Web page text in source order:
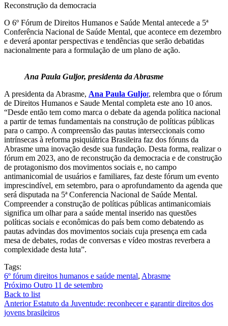
Reconstrução da democracia
O 6º Fórum de Direitos Humanos e Saúde Mental antecede a 5ª
Conferência Nacional de Saúde Mental, que acontece em dezembro
e deverá apontar perspectivas e tendências que serão debatidas
nacionalmente para a formulação de um plano de ação.
Ana Paula Guljor, presidenta da Abrasme
A presidenta da Abrasme, Ana Paula Guljor, relembra que o fórum
de Direitos Humanos e Saude Mental completa este ano 10 anos.
“Desde então tem como marca o debate da agenda política nacional
a partir de temas fundamentais na construção de políticas públicas
para o campo. A compreensão das pautas interseccionais como
intrínsecas à reforma psiquiátrica Brasileira faz dos fóruns da
Abrasme uma inovação desde sua fundação. Desta forma, realizar o
fórum em 2023, ano de reconstrução da democracia e de construção
de protagonismo dos movimentos sociais e, no campo
antimanicomial de usuários e familiares, faz deste fórum um evento
imprescindível, em setembro, para o aprofundamento da agenda que
será disputada na 5ª Conferencia Nacional de Saúde Mental.
Compreender a construção de políticas públicas antimanicomiais
significa um olhar para a saúde mental inserido nas questões
políticas sociais e econômicas do país bem como debatendo as
pautas advindas dos movimentos sociais cuja presença em cada
mesa de debates, rodas de conversas e vídeo mostras reverbera a
complexidade desta luta”.
Tags:
6º fórum direitos humanos e saúde mental, Abrasme
Próximo Outro 11 de setembro
Back to list
Anterior Estatuto da Juventude: reconhecer e garantir direitos dos
jovens brasileiros